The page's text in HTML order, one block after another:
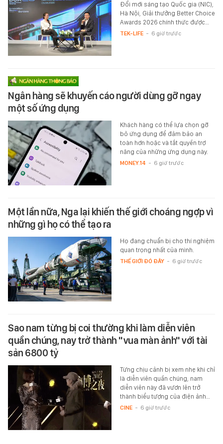
Đổi mới sáng tạo Quốc gia (NIC),
Hà Nội, Giải thưởng Better Choice
Awards 2026 chính thức được…
TEK-LIFE - 6 giờ trước
Ngân hàng sẽ khuyến cáo người dùng gỡ ngay
một số ứng dụng
Khách hàng có thể lựa chọn gỡ
bỏ ứng dụng để đảm bảo an
toàn hơn hoặc và tắt quyền trợ
năng của những ứng dụng này.
MONEY.14 - 6 giờ trước
Một lần nữa, Nga lại khiến thế giới choáng ngợp vì
những gì họ có thể tạo ra
Họ đang chuẩn bị cho thí nghiệm
quan trọng nhất của mình.
THẾ GIỚI ĐÓ ĐÂY - 6 giờ trước
Sao nam từng bị coi thường khi làm diễn viên
quần chúng, nay trở thành "vua màn ảnh" với tài
sản 6800 tỷ
Từng chịu cảnh bị xem nhẹ khi chỉ
là diễn viên quần chúng, nam
diễn viên này đã vươn lên trở
thành biểu tượng của điện ảnh…
CINE - 6 giờ trước